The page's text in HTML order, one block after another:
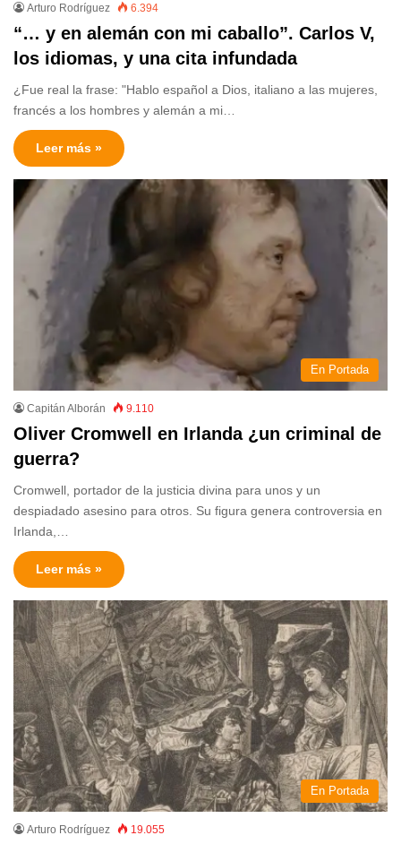
Arturo Rodríguez 6.394
“… y en alemán con mi caballo”. Carlos V,
los idiomas, y una cita infundada
¿Fue real la frase: "Hablo español a Dios, italiano a las mujeres,
francés a los hombres y alemán a mi…
Leer más »
En Portada
Capitán Alborán 9.110
Oliver Cromwell en Irlanda ¿un criminal de
guerra?
Cromwell, portador de la justicia divina para unos y un
despiadado asesino para otros. Su figura genera controversia en
Irlanda,…
Leer más »
En Portada
Arturo Rodríguez 19.055